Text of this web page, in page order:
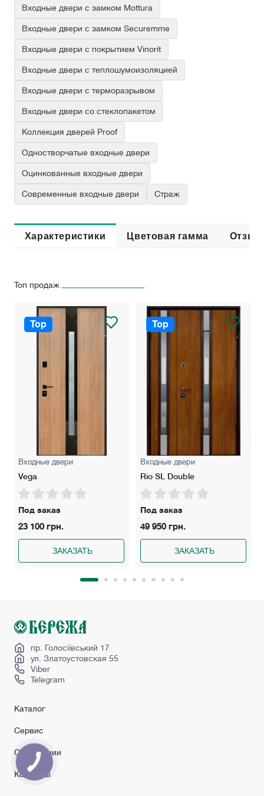
Входные двери с замком Mottura
Входные двери с замком Securemme
Входные двери с покрытием Vinorit
Входные двери с теплошумоизоляцией
Входные двери с терморазрывом
Входные двери со стеклопакетом
Коллекция дверей Proof
Одностворчатые входные двери
Оцинкованные входные двери
Современные входные двери Страж
Характеристики Цветовая гамма
Топ продаж
Top
Входные двери
Vega
Под заказ
23 100 грн.
ЗАКАЗАТЬ
Top
Входные двери
Rio SL Double
Под заказ
49 950 грн.
ЗАКАЗАТЬ
пр. Голосіївський 17
ул. Златоустовская 55
Viber
Telegram
Каталог
Сервис
О компании
Контакты